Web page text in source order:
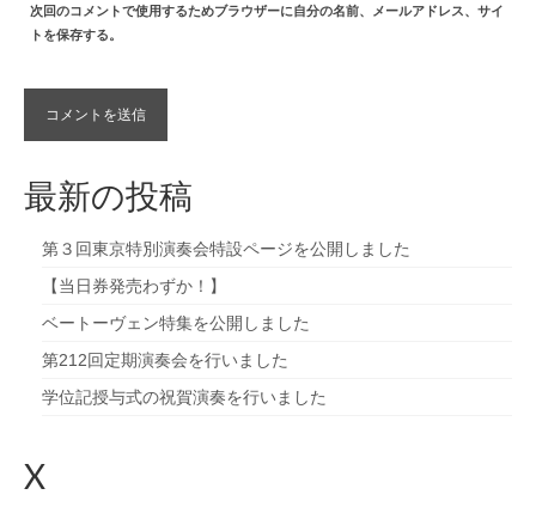
次回のコメントで使用するためブラウザーに自分の名前、メールアドレス、サイ
トを保存する。
最新の投稿
第３回東京特別演奏会特設ページを公開しました
【当日券発売わずか！】
ベートーヴェン特集を公開しました
第212回定期演奏会を行いました
学位記授与式の祝賀演奏を行いました
X